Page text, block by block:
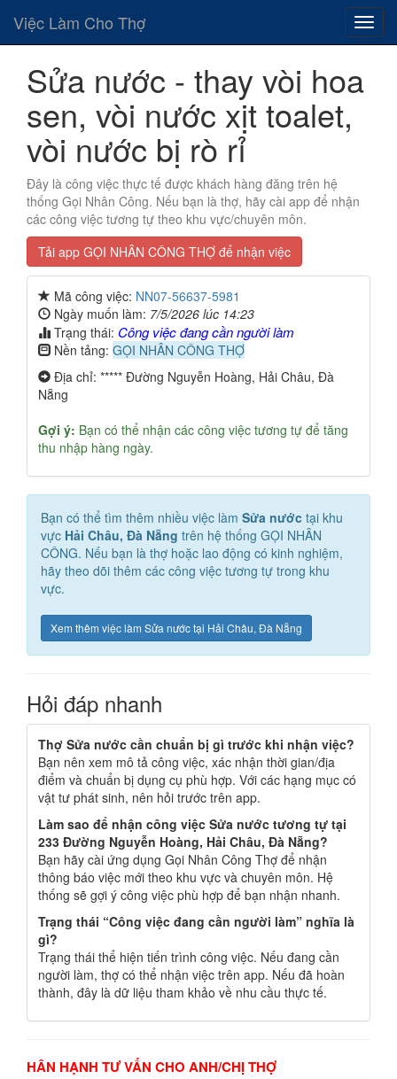
Việc Làm Cho Thợ
Sửa nước - thay vòi hoa
sen, vòi nước xịt toalet,
vòi nước bị rò rỉ
Đây là công việc thực tế được khách hàng đăng trên hệ
thống Gọi Nhân Công. Nếu bạn là thợ, hãy cài app để nhận
các công việc tương tự theo khu vực/chuyên môn.
Tải app GỌI NHÂN CÔNG THỢ để nhận việc
Mã công việc: NN07-56637-5981
Ngày muốn làm: 7/5/2026 lúc 14:23
Trạng thái: Công việc đang cần người làm
Nền tảng: GỌI NHÂN CÔNG THỢ
Địa chỉ: ***** Đường Nguyễn Hoàng, Hải Châu, Đà
Nẵng
Gợi ý: Bạn có thể nhận các công việc tương tự để tăng
thu nhập hàng ngày.
Bạn có thể tìm thêm nhiều việc làm Sửa nước tại khu
vực Hải Châu, Đà Nẵng trên hệ thống GỌI NHÂN
CÔNG. Nếu bạn là thợ hoặc lao động có kinh nghiệm,
hãy theo dõi thêm các công việc tương tự trong khu
vực.
Xem thêm việc làm Sửa nước tại Hải Châu, Đà Nẵng
Hỏi đáp nhanh
Thợ Sửa nước cần chuẩn bị gì trước khi nhận việc?
Bạn nên xem mô tả công việc, xác nhận thời gian/địa
điểm và chuẩn bị dụng cụ phù hợp. Với các hạng mục có
vật tư phát sinh, nên hỏi trước trên app.
Làm sao để nhận công việc Sửa nước tương tự tại
233 Đường Nguyễn Hoàng, Hải Châu, Đà Nẵng?
Bạn hãy cài ứng dụng Gọi Nhân Công Thợ để nhận
thông báo việc mới theo khu vực và chuyên môn. Hệ
thống sẽ gợi ý công việc phù hợp để bạn nhận nhanh.
Trạng thái “Công việc đang cần người làm” nghĩa là
gì?
Trạng thái thể hiện tiến trình công việc. Nếu đang cần
người làm, thợ có thể nhận việc trên app. Nếu đã hoàn
thành, đây là dữ liệu tham khảo về nhu cầu thực tế.
HÂN HẠNH TƯ VẤN CHO ANH/CHỊ THỢ